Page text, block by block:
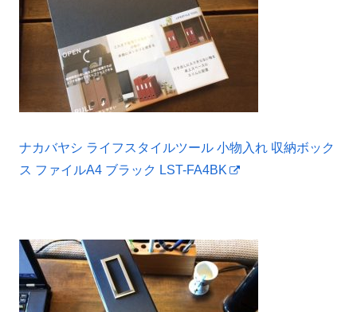
ナカバヤシ ライフスタイルツール 小物入れ 収納ボック
ス ファイルA4 ブラック LST-FA4BK